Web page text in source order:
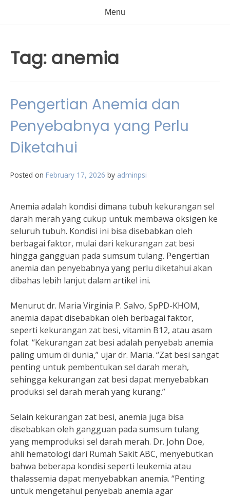
Menu
Tag: anemia
Pengertian Anemia dan
Penyebabnya yang Perlu
Diketahui
Posted on February 17, 2026 by adminpsi
Anemia adalah kondisi dimana tubuh kekurangan sel
darah merah yang cukup untuk membawa oksigen ke
seluruh tubuh. Kondisi ini bisa disebabkan oleh
berbagai faktor, mulai dari kekurangan zat besi
hingga gangguan pada sumsum tulang. Pengertian
anemia dan penyebabnya yang perlu diketahui akan
dibahas lebih lanjut dalam artikel ini.
Menurut dr. Maria Virginia P. Salvo, SpPD-KHOM,
anemia dapat disebabkan oleh berbagai faktor,
seperti kekurangan zat besi, vitamin B12, atau asam
folat. “Kekurangan zat besi adalah penyebab anemia
paling umum di dunia,” ujar dr. Maria. “Zat besi sangat
penting untuk pembentukan sel darah merah,
sehingga kekurangan zat besi dapat menyebabkan
produksi sel darah merah yang kurang.”
Selain kekurangan zat besi, anemia juga bisa
disebabkan oleh gangguan pada sumsum tulang
yang memproduksi sel darah merah. Dr. John Doe,
ahli hematologi dari Rumah Sakit ABC, menyebutkan
bahwa beberapa kondisi seperti leukemia atau
thalassemia dapat menyebabkan anemia. “Penting
untuk mengetahui penyebab anemia agar